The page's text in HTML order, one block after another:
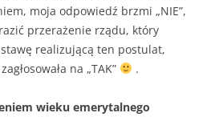
moja odpowiedź brzmi „NIE”,
przerażenie rządu, który
realizującą ten postulat,
na „TAK”
.
wieku emerytalnego